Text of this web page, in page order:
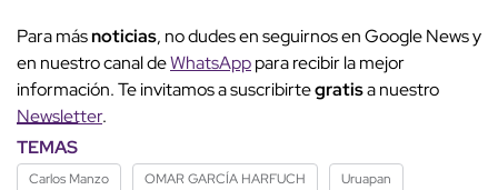
Para másnoticias, no dudes en seguirnos en Google News y
en nuestro canal deWhatsApppara recibir la mejor
información. Te invitamos a suscribirtegratisa nuestro
Newsletter.
TEMAS
Carlos Manzo OMAR GARCÍA HARFUCH Uruapan